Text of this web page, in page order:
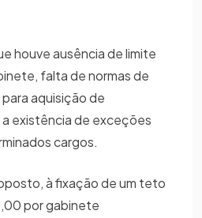
houve ausência de limite
falta de normas de
aquisição de
existência de exceções
cargos.
à fixação de um teto
por gabinete